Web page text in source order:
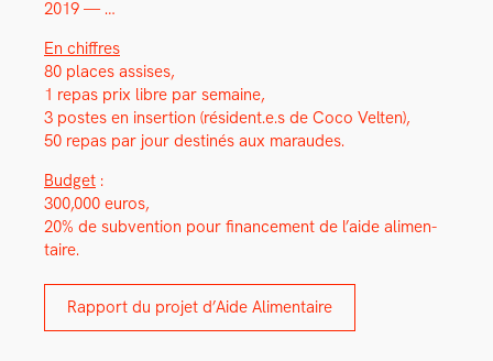
2019 — …
En chiffres
80 places assis­es,
1 repas prix libre par semaine,
3 postes en inser­tion (résident.e.s de Coco Vel­ten),
50 repas par jour des­tinés aux maraudes.
Bud­get :
300,000 euros,
20% de sub­ven­tion pour finance­ment de l’aide ali­men­
taire.
Rap­port du pro­jet d’Aide Ali­men­taire